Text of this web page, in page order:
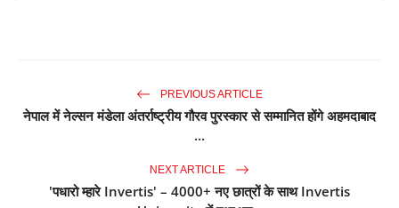
PREVIOUS ARTICLE
नेपाल में नेल्सन मंडेला अंतर्राष्ट्रीय गौरव पुरस्कार से सम्मानित होंगे अहमदाबाद
...
NEXT ARTICLE
'पधारो म्हारे Invertis' – 4000+ नए छात्रों के साथ Invertis